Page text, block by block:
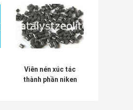
Viên nén xúc tác
thành phần niken